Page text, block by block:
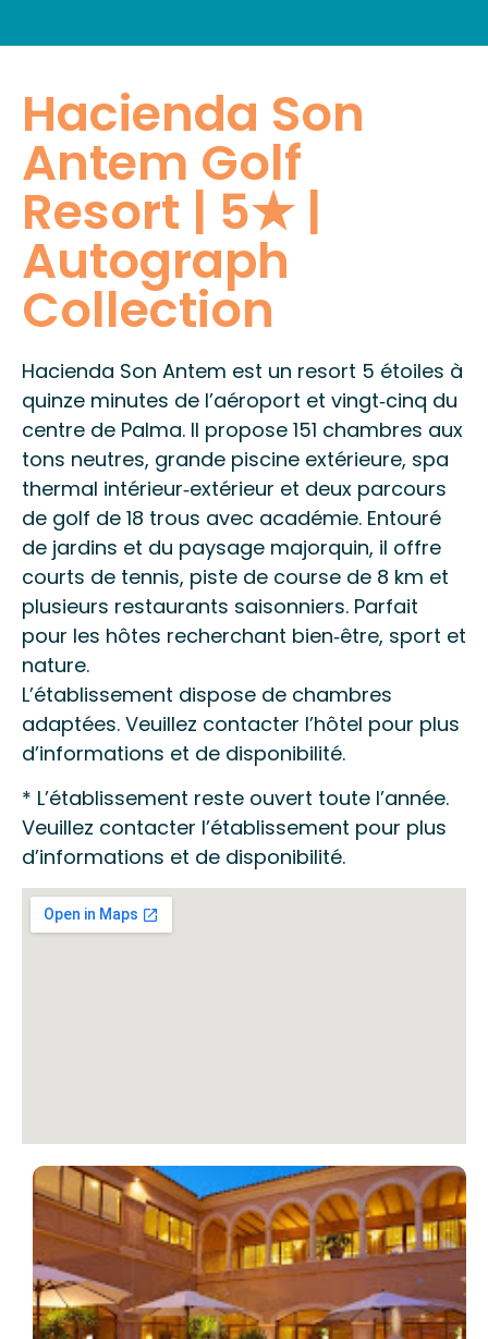
Hacienda Son
Antem Golf
Resort | 5★ |
Autograph
Collection
Hacienda Son Antem est un resort 5 étoiles à
quinze minutes de l’aéroport et vingt‑cinq du
centre de Palma. Il propose 151 chambres aux
tons neutres, grande piscine extérieure, spa
thermal intérieur‑extérieur et deux parcours
de golf de 18 trous avec académie. Entouré
de jardins et du paysage majorquin, il offre
courts de tennis, piste de course de 8 km et
plusieurs restaurants saisonniers. Parfait
pour les hôtes recherchant bien‑être, sport et
nature.
L’établissement dispose de chambres
adaptées. Veuillez contacter l’hôtel pour plus
d’informations et de disponibilité.
* L’établissement reste ouvert toute l’année.
Veuillez contacter l’établissement pour plus
d’informations et de disponibilité.